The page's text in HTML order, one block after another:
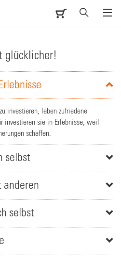
glücklicher!
investieren, leben zufriedene
investieren sie in Erlebnisse, weil
schaffen.
selbst
anderen
selbst